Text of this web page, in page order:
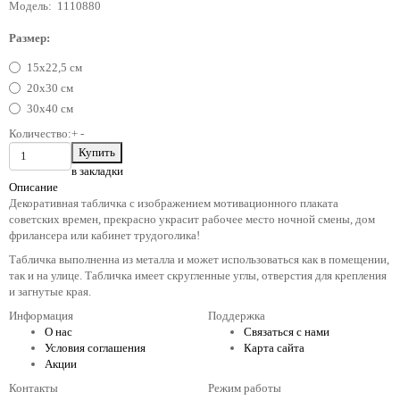
Модель: 1110880
Размер:
15х22,5 см
20х30 см
30х40 см
Количество:+ -
в закладки
Описание
Декоративная табличка с изображением мотивационного плаката
советских времен, прекрасно украсит рабочее место ночной смены, дом
фрилансера или кабинет трудоголика!
Табличка выполненна из металла и может использоваться как в помещении,
так и на улице. Табличка имеет скругленные углы, отверстия для крепления
и загнутые края.
Информация
О нас
Условия соглашения
Акции
Поддержка
Связаться с нами
Карта сайта
Контакты
Режим работы